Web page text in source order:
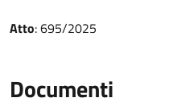
Atto: 695/2025
Documenti